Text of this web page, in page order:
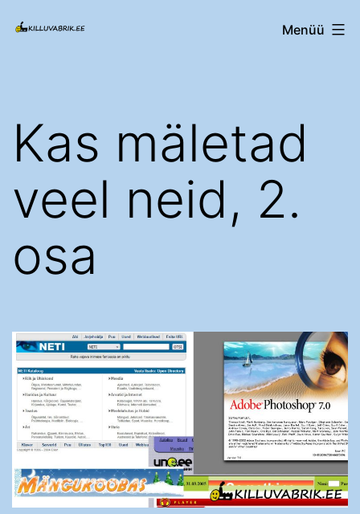
Killuvabrik.ee Menüü
Kas mäletad
veel neid, 2.
osa